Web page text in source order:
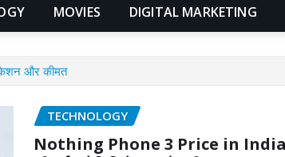
MOVIES DIGITAL MARKETING
और कीमत
TECHNOLOGY
Nothing Phone 3 Price in India